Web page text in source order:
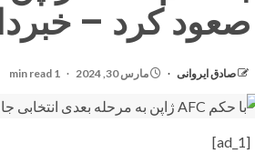
صعود کرد –
صادق ایروانی مارس 30, 2024 1 min read
[ad_1]